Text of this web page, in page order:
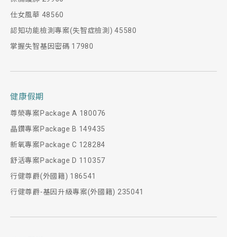
仕女風華 48560
認知功能檢測專案(失智症檢測) 45580
掌握失智基因密碼 17980
健康假期
尊榮專案Package A 180076
晶鑽專案Package B 149435
新氧專案Package C 128284
舒活專案Package D 110357
行健尊爵(外國籍) 186541
行健尊爵-基因升級專案(外國籍) 235041